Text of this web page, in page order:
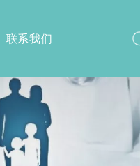
沐浴椅系列
生产实力
联系我们